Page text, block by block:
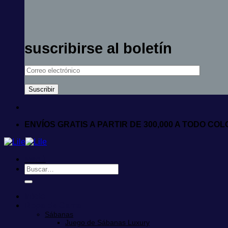
suscribirse al boletín
ENVÍOS GRATIS A PARTIR DE 300,000 A TODO
Buscar
por:
Sábanas
Juego de Sábanas Luxury